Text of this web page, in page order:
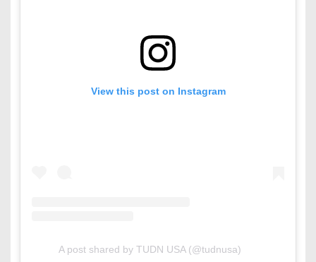
View this post on Instagram
A post shared by TUDN USA (@tudnusa)